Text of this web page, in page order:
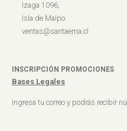
Izaga 1096,
Isla de Maipo
ventas@santaema.cl
INSCRIPCIÓN PROMOCIONES
Bases Legales
Ingresa tu correo y podrás recibir